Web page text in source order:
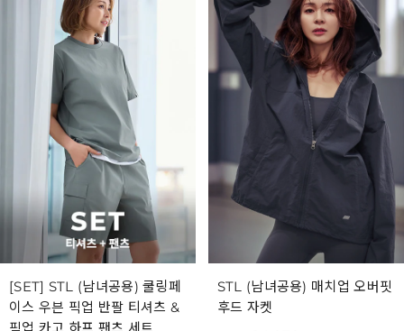
[SET] STL (남녀공용) 쿨링페
이스 우븐 픽업 반팔 티셔츠 &
픽업 카고 하프 팬츠 세트
STL (남녀공용) 매치업 오버핏
후드 자켓